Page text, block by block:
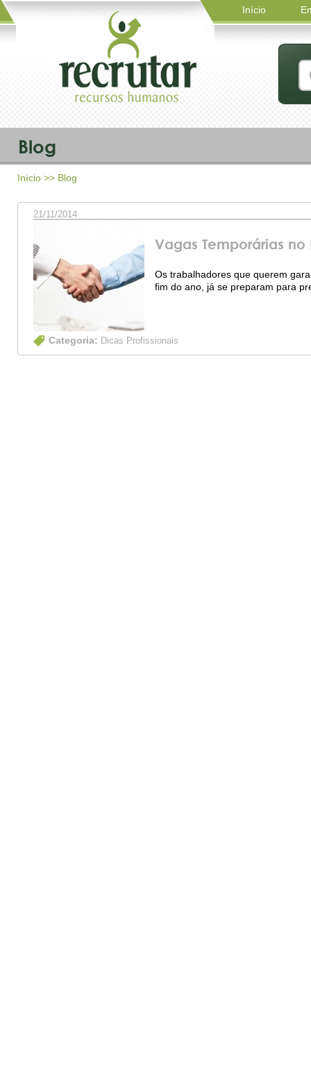
Início
Blog
Início >> Blog
21/11/2014
Vagas Temporárias
Os trabalhadores que querem
fim do ano, já se preparam para
Categoria: Dicas Profissionais